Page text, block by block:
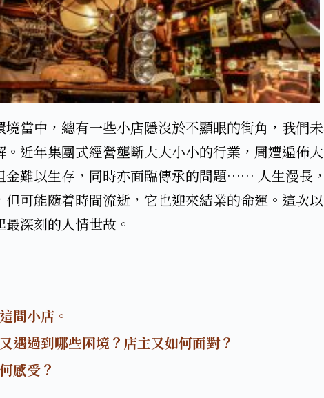
境當中，總有一些小店隱沒於不顯眼的街角，我們
。近年集團式經營壟斷大大小小的行業，周遭遍佈
金難以生存，同時亦面臨傳承的問題…… 人生漫長
但可能隨着時間流逝，它也迎來結業的命運。這次
深刻的人情世故。​
間小店。​
遇過到哪些困境？店主又如何面對？​
感受？​